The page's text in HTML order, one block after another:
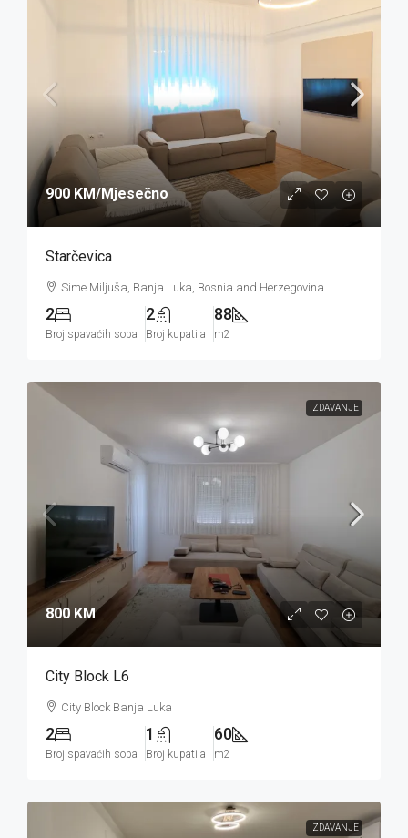
900 KM/Mjesečno
Starčevica
Sime Miljuša, Banja Luka, Bosnia and Herzegovina
2
Broj spavaćih soba
2
Broj kupatila
88
m2
IZDAVANJE
800 KM
City Block L6
City Block Banja Luka
2
Broj spavaćih soba
1
Broj kupatila
60
m2
IZDAVANJE